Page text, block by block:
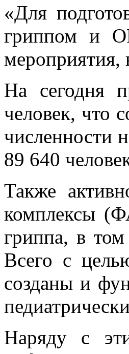
«Для
гриппом и
мероприятия,
На сегодня
человек, что
численности
89 640
Также
комплексы
гриппа, в
Всего с
созданы и
Наряду с